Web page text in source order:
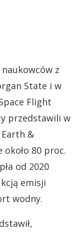
z
State i w
Flight
przedstawili w
&
około 80 proc.
od 2020
emisji
wodny.